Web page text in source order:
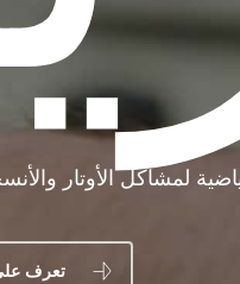
لمشاكل الأوتار
تعرف